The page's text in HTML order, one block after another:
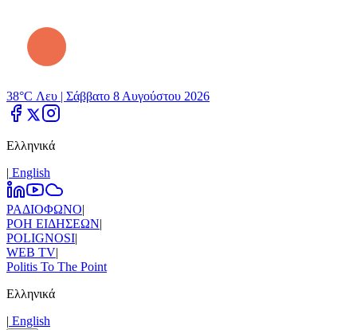
38°C Λευ | Σάββατο 8 Αυγούστου 2026
Ελληνικά
| Εnglish
ΡΑΔΙΟΦΩΝΟ|
ΡΟΗ ΕΙΔΗΣΕΩΝ|
POLIGNOSI|
WEB TV|
Politis To The Point
Ελληνικά
| Εnglish